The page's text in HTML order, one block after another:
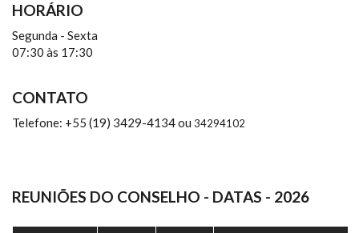
HORÁRIO
Segunda - Sexta
07:30 às 17:30
CONTATO
Telefone: +55 (19) 3429-4134 ou 34294102
REUNIÕES DO CONSELHO - DATAS - 2026